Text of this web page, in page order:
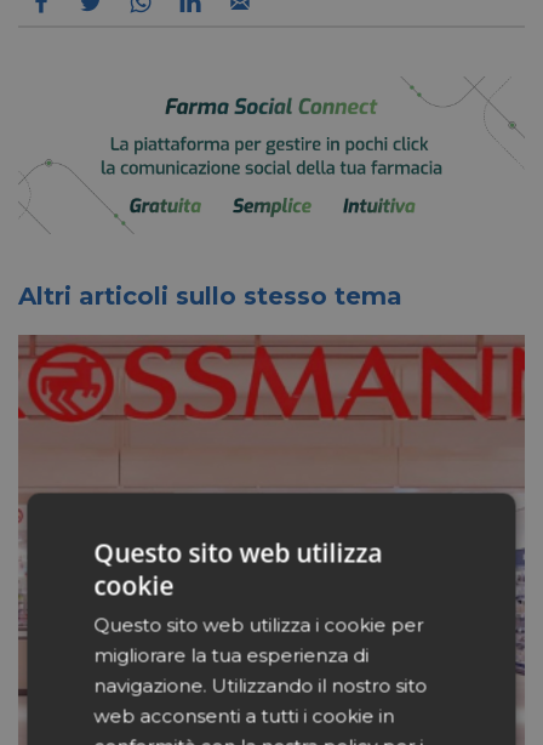
Altri articoli sullo stesso tema
Questo sito web utilizza
cookie
Questo sito web utilizza i cookie per
migliorare la tua esperienza di
navigazione. Utilizzando il nostro sito
web acconsenti a tutti i cookie in